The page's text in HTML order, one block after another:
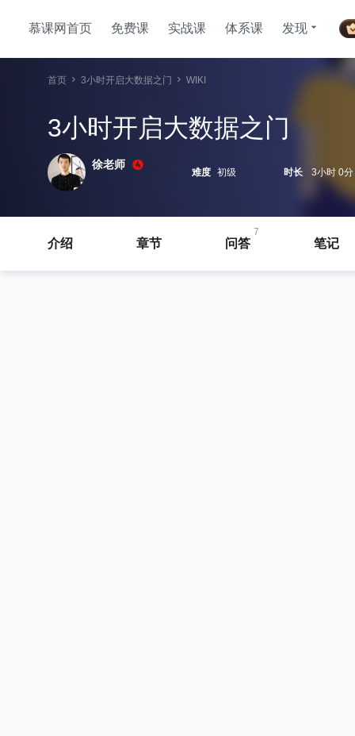
慕课网首页 免费课 实战课 体系课 发现
首页 3小时开启大数据之门 WIKI
3小时开启大数据之门
徐老师
难度 初级 时长 3小时 0分
介绍 章节
7
问答 笔记